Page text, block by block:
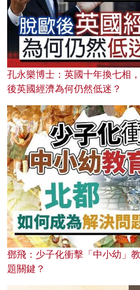
孔永樂博士：英國十年換七相
後英國經濟為何仍然低迷？
鄧飛：少子化衝擊「中小幼」
題關鍵？